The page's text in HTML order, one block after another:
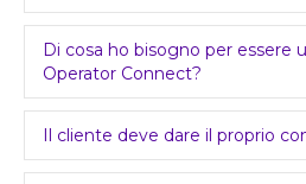
Di cosa ho bisogno per essere
Operator Connect?
Il cliente deve dare il proprio